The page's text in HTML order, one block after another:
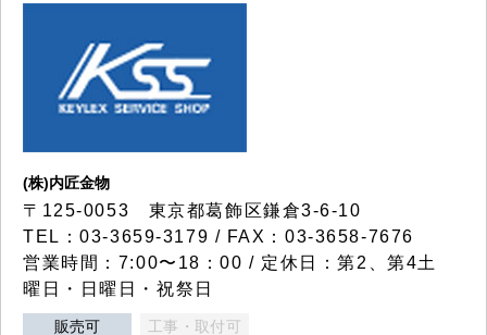
(株)内匠金物
〒125-0053 東京都葛飾区鎌倉3-6-10
TEL：03-3659-3179 / FAX：03-3658-7676
営業時間：7:00〜18：00 / 定休日：第2、第4土
曜日・日曜日・祝祭日
販売可 工事・取付可